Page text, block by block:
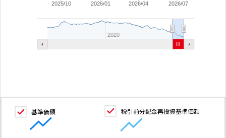
2026/01 2026/07
2025/10 2026/04
2020
基準価額 税引前分配金再投資基準価額